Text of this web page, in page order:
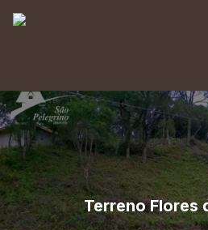
Terreno Flores